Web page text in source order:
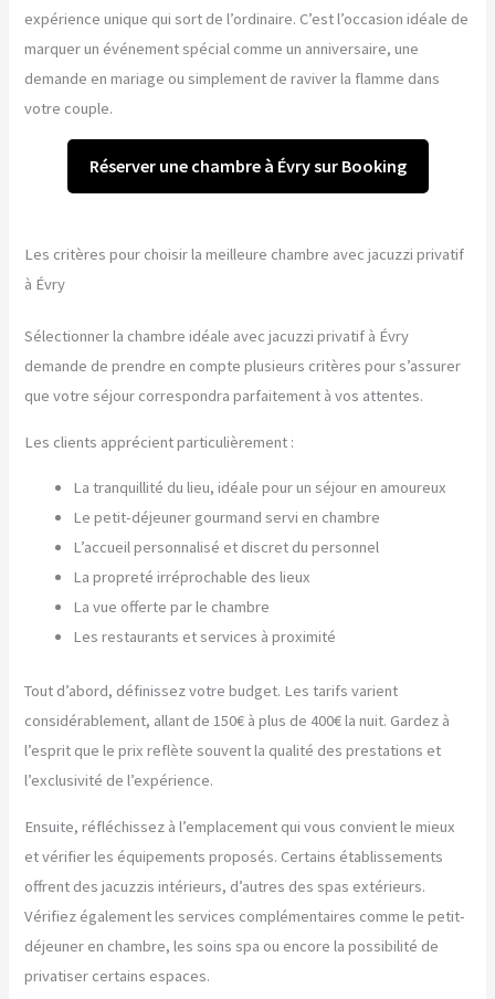
expérience unique qui sort de l’ordinaire. C’est l’occasion idéale de
marquer un événement spécial comme un anniversaire, une
demande en mariage ou simplement de raviver la flamme dans
votre couple.
Réserver une chambre à Évry sur Booking
Les critères pour choisir la meilleure chambre avec jacuzzi privatif
à Évry
Sélectionner la chambre idéale avec jacuzzi privatif à Évry
demande de prendre en compte plusieurs critères pour s’assurer
que votre séjour correspondra parfaitement à vos attentes.
Les clients apprécient particulièrement :
La tranquillité du lieu, idéale pour un séjour en amoureux
Le petit-déjeuner gourmand servi en chambre
L’accueil personnalisé et discret du personnel
La propreté irréprochable des lieux
La vue offerte par le chambre
Les restaurants et services à proximité
Tout d’abord, définissez votre budget. Les tarifs varient
considérablement, allant de 150€ à plus de 400€ la nuit. Gardez à
l’esprit que le prix reflète souvent la qualité des prestations et
l’exclusivité de l’expérience.
Ensuite, réfléchissez à l’emplacement qui vous convient le mieux
et vérifier les équipements proposés. Certains établissements
offrent des jacuzzis intérieurs, d’autres des spas extérieurs.
Vérifiez également les services complémentaires comme le petit-
déjeuner en chambre, les soins spa ou encore la possibilité de
privatiser certains espaces.